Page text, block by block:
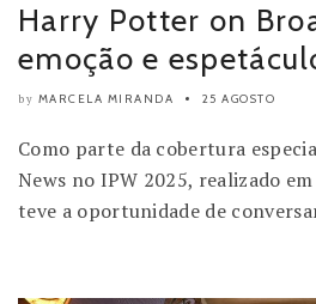
Harry Potter on
emoção e
by MARCELA MIRANDA 25 AGOSTO
Como parte da cobertura
News no IPW 2025, realizado
teve a oportunidade de